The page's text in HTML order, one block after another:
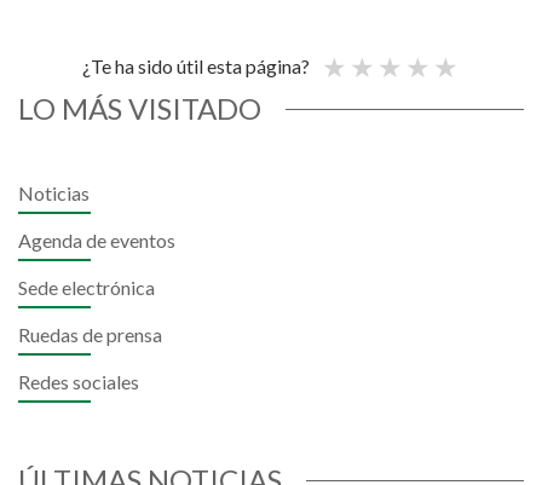
¿Te ha sido útil esta página?
LO MÁS VISITADO
Noticias
Agenda de eventos
Sede electrónica
Ruedas de prensa
Redes sociales